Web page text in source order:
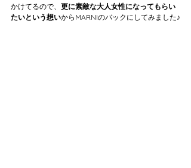
かけてるので、 更に素敵な大人女性になってもらい
たいという想いからMARNIのバックにしてみました♪